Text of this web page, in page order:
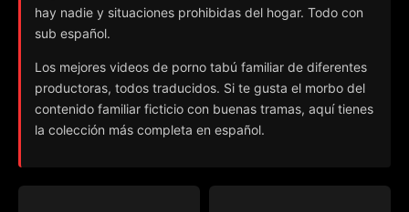
hay nadie y situaciones prohibidas del hogar. Todo con
sub español.
Los mejores videos de porno tabú familiar de diferentes
productoras, todos traducidos. Si te gusta el morbo del
contenido familiar ficticio con buenas tramas, aquí tienes
la colección más completa en español.